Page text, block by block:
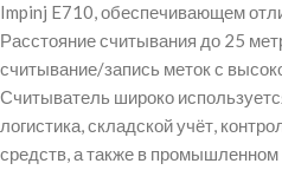
Impinj E710, обеспечивающем
Расстояние считывания до 25
считывание/запись меток с
Считыватель широко
логистика, складской учёт,
средств, а также в промышленном